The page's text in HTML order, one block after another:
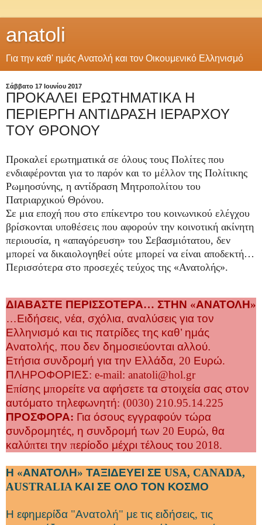
anatoli
Για την καθ' ημάς Ανατολή και τον Οικουμενικό Ελληνισμό
Σάββατο 17 Ιουνίου 2017
ΠΡΟΚΑΛΕΙ ΕΡΩΤΗΜΑΤΙΚΑ Η
ΠΕΡΙΕΡΓΗ ΑΝΤΙΔΡΑΣΗ ΙΕΡΑΡΧΟΥ
ΤΟΥ ΘΡΟΝΟΥ
Προκαλεί ερωτηματικά σε όλους τους Πολίτες που
ενδιαφέρονται για το παρόν και το μέλλον της Πολίτικης
Ρωμηοσύνης, η αντίδραση Μητροπολίτου του
Πατριαρχικού Θρόνου.
Σε μια εποχή που στο επίκεντρο του κοινωνικού ελέγχου
βρίσκονται υποθέσεις που αφορούν την κοινοτική ακίνητη
περιουσία, η «απαγόρευση» του Σεβασμιότατου, δεν
μπορεί να δικαιολογηθεί ούτε μπορεί να είναι αποδεκτή…
Περισσότερα στο προσεχές τεύχος της «Ανατολής».
ΔΙΑΒΑΣΤΕ ΠΕΡΙΣΣΟΤΕΡΑ… ΣΤΗΝ «ΑΝΑΤΟΛΗ»
…Ειδήσεις, νέα, σχόλια, αναλύσεις για τον
Ελληνισμό και τις πατρίδες της καθ’ ημάς
Ανατολής, που δεν δημοσιεύονται αλλού.
Ετήσια συνδρομή για την Ελλάδα, 20 Ευρώ.
ΠΛΗΡΟΦΟΡΙΕΣ: e-mail: anatoli@hol.gr
Επίσης μπορείτε να αφήσετε τα στοιχεία σας στον
αυτόματο τηλεφωνητή: (0030) 210.95.14.225
ΠΡΟΣΦΟΡΑ: Για όσους εγγραφούν τώρα
συνδρομητές, η συνδρομή των 20 Ευρώ, θα
καλύπτει την περίοδο μέχρι τέλους του 2018.
Η «ΑΝΑΤΟΛΗ» ΤΑΞΙΔΕΥΕΙ ΣΕ USA, CANADA,
AUSTRALIA ΚΑΙ ΣΕ ΟΛΟ ΤΟΝ ΚΟΣΜΟ
Η εφημερίδα "Ανατολή" με τις ειδήσεις, τις